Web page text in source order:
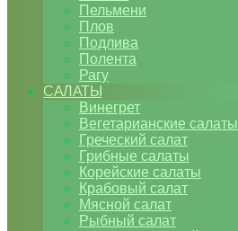
Пельмени
Плов
Подлива
Полента
Рагу
САЛАТЫ
Винегрет
Вегетарианские салаты
Греческий салат
Грибные салаты
Корейские салаты
Крабовый салат
Мясной салат
Рыбный салат